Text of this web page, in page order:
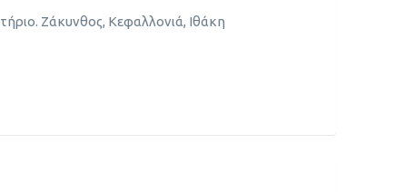
Ζάκυνθος, Κεφαλλονιά, Ιθάκη